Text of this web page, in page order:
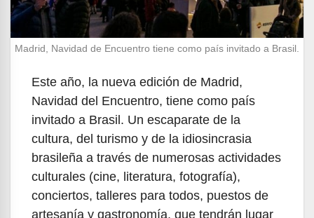
Madrid, Navidad de Encuentro tiene como país invitado a Brasil.
Este año, la nueva edición de Madrid,
Navidad del Encuentro, tiene como país
invitado a Brasil. Un escaparate de la
cultura, del turismo y de la idiosincrasia
brasileña a través de numerosas actividades
culturales (cine, literatura, fotografía),
conciertos, talleres para todos, puestos de
artesanía y gastronomía, que tendrán lugar